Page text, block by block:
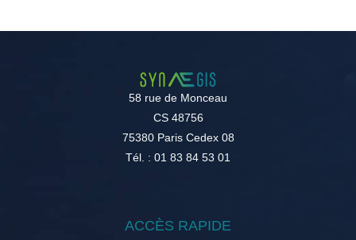
58 rue de Monceau
CS 48756
75380 Paris Cedex 08
Tél. : 01 83 84 53 01
ACCÈS RAPIDE